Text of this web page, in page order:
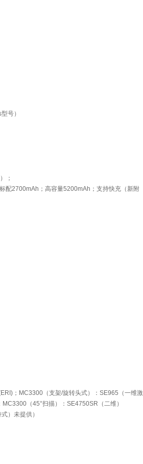
号）
；
配2700mAh；高容量5200mAh；支持快充（新附
；MC3300（支架/旋转头式）：SE965（一维激
（45°扫描）：SE4750SR（二维）
）未提供）